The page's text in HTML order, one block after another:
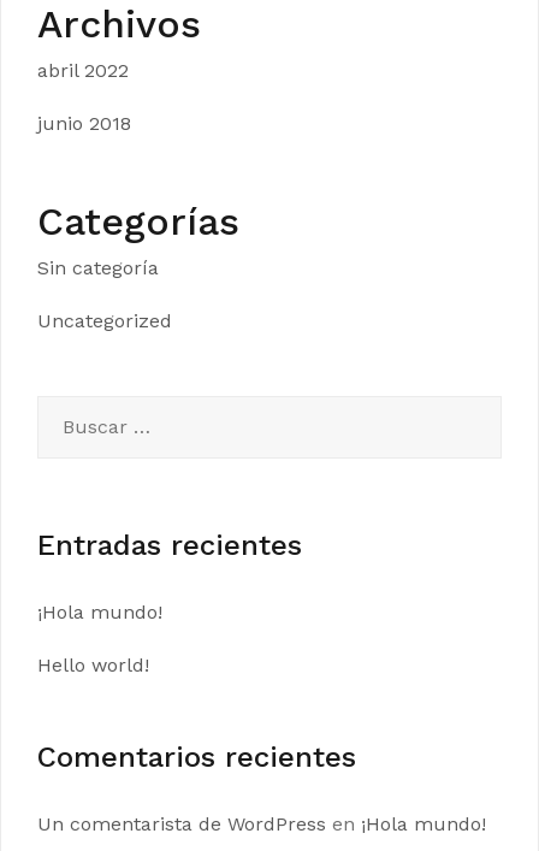
Archivos
abril 2022
junio 2018
Categorías
Sin categoría
Uncategorized
Entradas recientes
¡Hola mundo!
Hello world!
Comentarios recientes
Un comentarista de WordPress en ¡Hola mundo!